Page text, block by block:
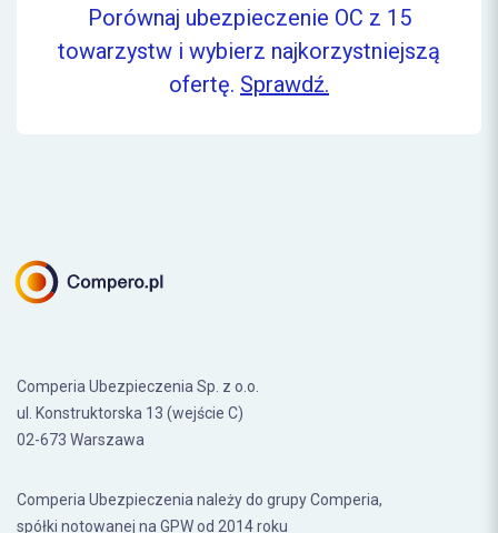
Porównaj ubezpieczenie OC z 15
towarzystw i wybierz najkorzystniejszą
ofertę. Sprawdź.
Comperia Ubezpieczenia Sp. z o.o.
ul. Konstruktorska 13 (wejście C)
02-673 Warszawa
Comperia Ubezpieczenia należy do grupy Comperia,
spółki notowanej na GPW od 2014 roku